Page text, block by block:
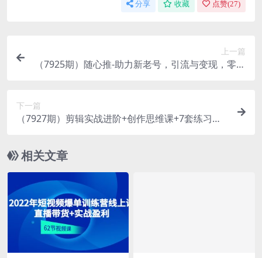
分享 收藏 点赞(27)
上一篇
（7925期）随心推-助力新老号，引流与变现，零基
下一篇
（7927期）剪辑实战进阶+创作思维课+7套练习素
相关文章